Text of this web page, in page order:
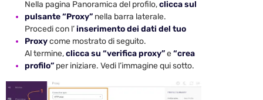
Nella pagina Panoramica del profilo,clicca sul
pulsante “Proxy” nella barra laterale.
Procedi con l’inserimento dei dati del tuo
Proxycome mostrato di seguito.
Al termine,clicca su “verifica proxy”e“crea
profilo” per iniziare. Vedi l’immagine qui sotto.